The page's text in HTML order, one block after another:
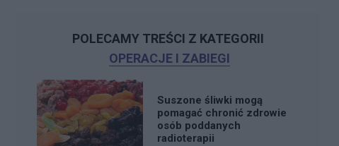
POLECAMY TREŚCI Z KATEGORII
OPERACJE I ZABIEGI
Suszone śliwki mogą
pomagać chronić zdrowie
osób poddanych
radioterapii